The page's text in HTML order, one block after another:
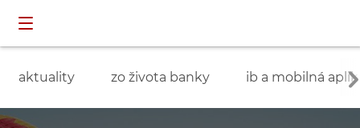
aktuality zo života banky ib a mobilná